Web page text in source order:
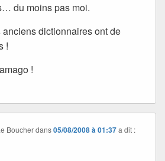
du moins pas moi.
anciens dictionnaires ont de
!
!
Boucherdans05/08/2008 à 01:37 a dit :